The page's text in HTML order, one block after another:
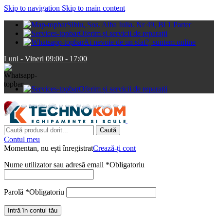
Skip to navigation Skip to main content
Sibiu, Sos. Alba Iulia. Nr 49, Bl 1 Parter
Oferim și servicii de reparații
Ai nevoie de un sfat?, suntem online
Luni - Vineri 09:00 - 17:00
Oferim și servicii de reparații
Caută
Contul meu
Momentan, nu ești înregistratCrează-ți cont
Nume utilizator sau adresă email *Obligatoriu
Parolă *Obligatoriu
Intră în contul tău